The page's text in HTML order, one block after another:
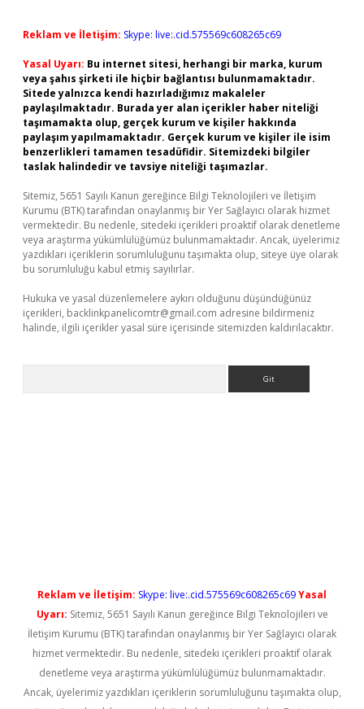
Reklam ve İletişim: Skype: live:.cid.575569c608265c69
Yasal Uyarı: Bu internet sitesi, herhangi bir marka, kurum
veya şahıs şirketi ile hiçbir bağlantısı bulunmamaktadır.
Sitede yalnızca kendi hazırladığımız makaleler
paylaşılmaktadır. Burada yer alan içerikler haber niteliği
taşımamakta olup, gerçek kurum ve kişiler hakkında
paylaşım yapılmamaktadır. Gerçek kurum ve kişiler ile isim
benzerlikleri tamamen tesadüfidir. Sitemizdeki bilgiler
taslak halindedir ve tavsiye niteliği taşımazlar.
Sitemiz, 5651 Sayılı Kanun gereğince Bilgi Teknolojileri ve İletişim
Kurumu (BTK) tarafından onaylanmış bir Yer Sağlayıcı olarak hizmet
vermektedir. Bu nedenle, sitedeki içerikleri proaktif olarak denetleme
veya araştırma yükümlülüğümüz bulunmamaktadır. Ancak, üyelerimiz
yazdıkları içeriklerin sorumluluğunu taşımakta olup, siteye üye olarak
bu sorumluluğu kabul etmiş sayılırlar.
Hukuka ve yasal düzenlemelere aykırı olduğunu düşündüğünüz
içerikleri, backlinkpanelicomtr@gmail.com adresine bildirmeniz
halinde, ilgili içerikler yasal süre içerisinde sitemizden kaldırılacaktır.
Reklam ve İletişim: Skype: live:.cid.575569c608265c69Yasal
Uyarı: Sitemiz, 5651 Sayılı Kanun gereğince Bilgi Teknolojileri ve
İletişim Kurumu (BTK) tarafından onaylanmış bir Yer Sağlayıcı olarak
hizmet vermektedir. Bu nedenle, sitedeki içerikleri proaktif olarak
denetleme veya araştırma yükümlülüğümüz bulunmamaktadır.
Ancak, üyelerimiz yazdıkları içeriklerin sorumluluğunu taşımakta olup,